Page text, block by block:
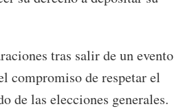
tras salir de un evento
compromiso de respetar el
de las elecciones generales.